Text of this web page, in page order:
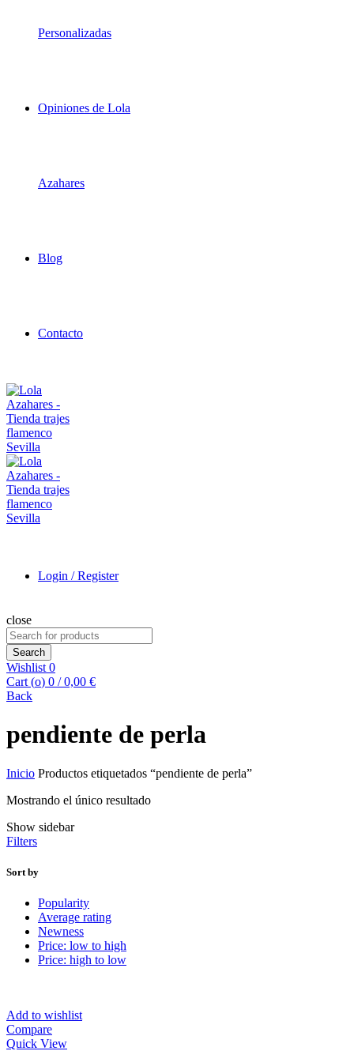
Personalizadas
Opiniones de Lola
Azahares
Blog
Contacto
Login / Register
close
Search
for:
Search
Wishlist 0
Cart (o) 0 / 0,00 €
Back
pendiente de perla
Inicio Productos etiquetados “pendiente de perla”
Mostrando el único resultado
Show sidebar
Filters
Sort by
Popularity
Average rating
Newness
Price: low to high
Price: high to low
Add to wishlist
Compare
Quick View